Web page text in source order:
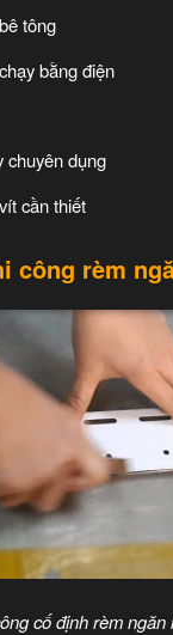
tông
bằng điện
chuyên dụng
cần thiết
công rèm
cố định rèm